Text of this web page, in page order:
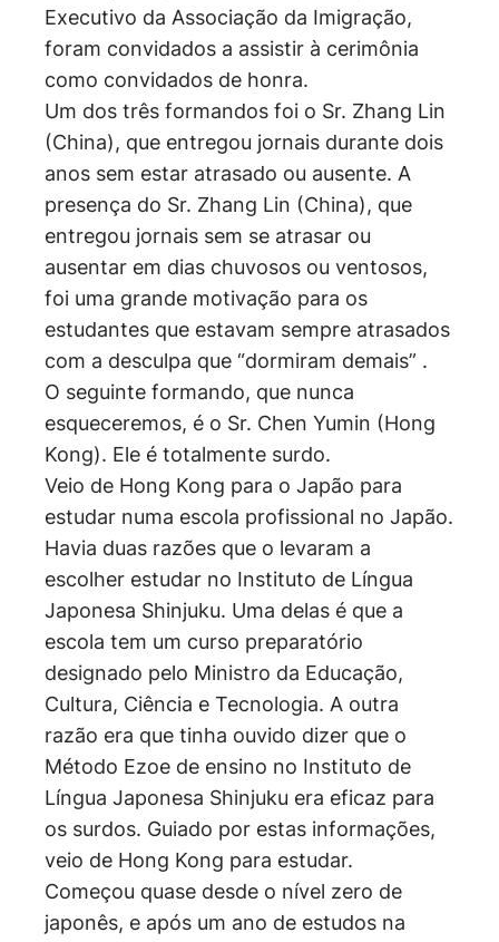
Executivo da Associação da Imigração,
foram convidados a assistir à cerimônia
como convidados de honra.
Um dos três formandos foi o Sr. Zhang Lin
(China), que entregou jornais durante dois
anos sem estar atrasado ou ausente. A
presença do Sr. Zhang Lin (China), que
entregou jornais sem se atrasar ou
ausentar em dias chuvosos ou ventosos,
foi uma grande motivação para os
estudantes que estavam sempre atrasados
com a desculpa que “dormiram demais” .
O seguinte formando, que nunca
esqueceremos, é o Sr. Chen Yumin (Hong
Kong). Ele é totalmente surdo.
Veio de Hong Kong para o Japão para
estudar numa escola profissional no Japão.
Havia duas razões que o levaram a
escolher estudar no Instituto de Língua
Japonesa Shinjuku. Uma delas é que a
escola tem um curso preparatório
designado pelo Ministro da Educação,
Cultura, Ciência e Tecnologia. A outra
razão era que tinha ouvido dizer que o
Método Ezoe de ensino no Instituto de
Língua Japonesa Shinjuku era eficaz para
os surdos. Guiado por estas informações,
veio de Hong Kong para estudar.
Começou quase desde o nível zero de
japonês, e após um ano de estudos na